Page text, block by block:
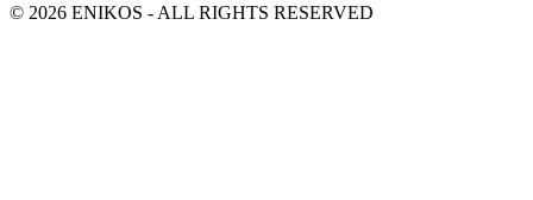
© 2026 ENIKOS - ALL RIGHTS RESERVED